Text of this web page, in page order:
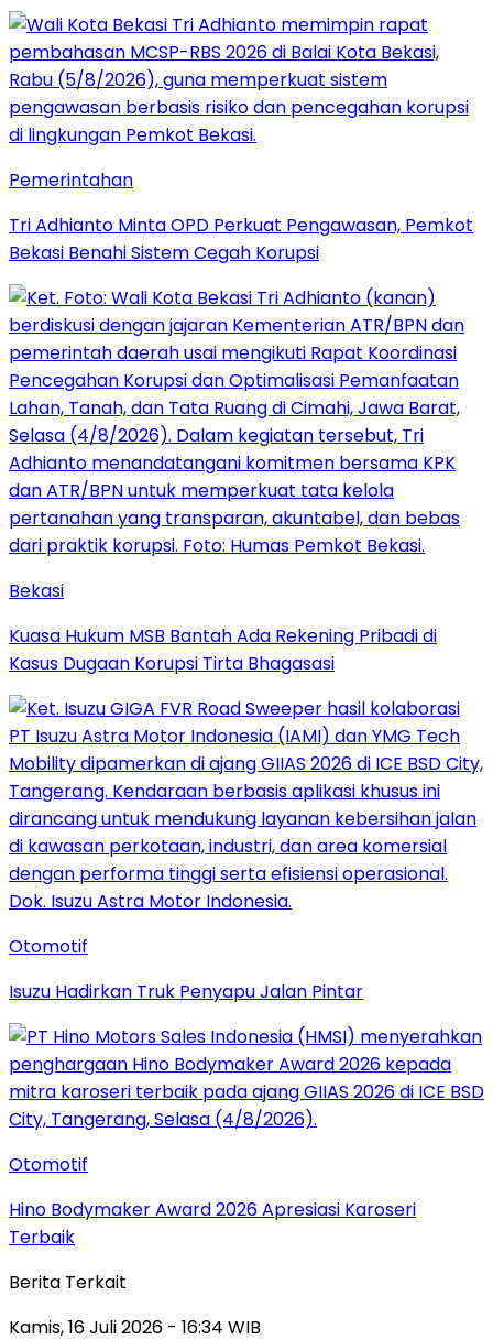
Pemerintahan
Tri Adhianto Minta OPD Perkuat Pengawasan, Pemkot
Bekasi Benahi Sistem Cegah Korupsi
Bekasi
Kuasa Hukum MSB Bantah Ada Rekening Pribadi di
Kasus Dugaan Korupsi Tirta Bhagasasi
Otomotif
Isuzu Hadirkan Truk Penyapu Jalan Pintar
Otomotif
Hino Bodymaker Award 2026 Apresiasi Karoseri
Terbaik
Berita Terkait
Kamis, 16 Juli 2026 - 16:34 WIB